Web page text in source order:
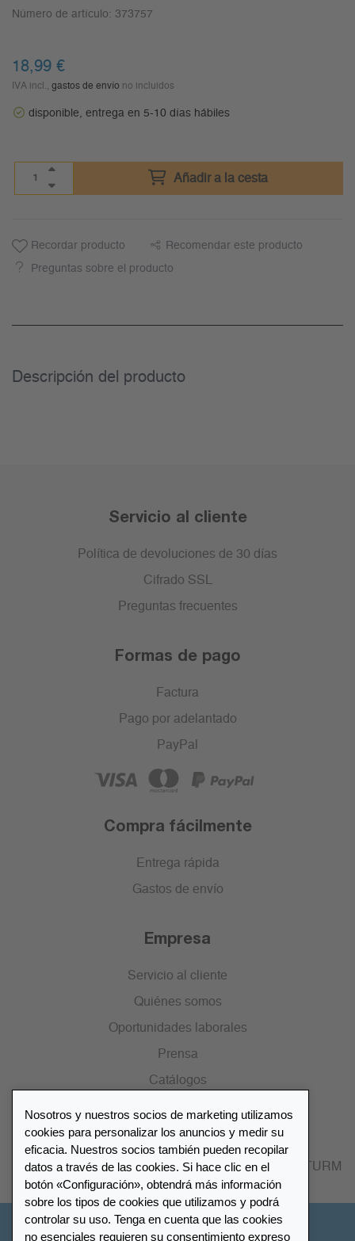
Número de artículo: 373757
18,99 €
IVA incl., gastos de envío no incluidos
disponible, entrega en 5-10 días hábiles
Añadir a la cesta
Recordar producto Recomendar este producto
Preguntas sobre el producto
Descripción del producto
Servicio al cliente
Política de devoluciones de 30 días
Cifrado SSL
Preguntas frecuentes
Formas de pago
Factura
Pago por adelantado
PayPal
Compra fácilmente
Entrega rápida
Gastos de envío
Empresa
Servicio al cliente
Quiénes somos
Oportunidades laborales
Prensa
Catálogos
Lista de distribuidores
Encuentre su distribuidor más cercano LEUCHTTURM
Nosotros y nuestros socios de marketing utilizamos
cookies para personalizar los anuncios y medir su
eficacia. Nuestros socios también pueden recopilar
datos a través de las cookies. Si hace clic en el
botón «Configuración», obtendrá más información
sobre los tipos de cookies que utilizamos y podrá
controlar su uso. Tenga en cuenta que las cookies
no esenciales requieren su consentimiento expreso